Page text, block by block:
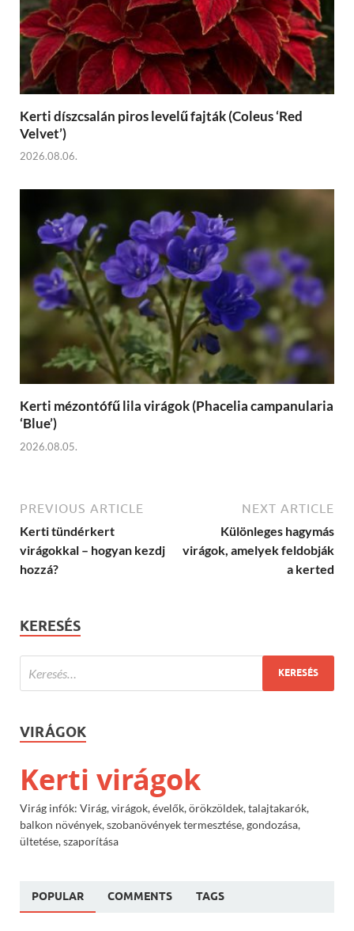
Kerti díszcsalán piros levelű fajták (Coleus ‘Red
Velvet’)
2026.08.06.
Kerti mézontófű lila virágok (Phacelia campanularia
‘Blue’)
2026.08.05.
PREVIOUS ARTICLE
Kerti tündérkert
virágokkal – hogyan kezdj
hozzá?
NEXT ARTICLE
Különleges hagymás
virágok, amelyek feldobják
a kerted
KERESÉS
VIRÁGOK
Kerti virágok
Virág infók: Virág, virágok, évelők, örökzöldek, talajtakarók,
balkon növények, szobanövények termesztése, gondozása,
ültetése, szaporítása
POPULAR COMMENTS TAGS